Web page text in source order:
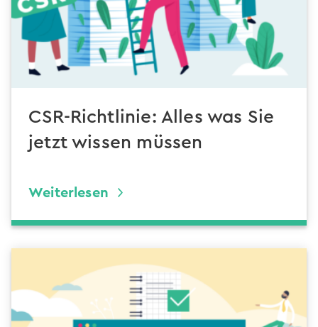
CSR-Richtlinie: Alles was Sie
jetzt wissen müssen
Weiterlesen